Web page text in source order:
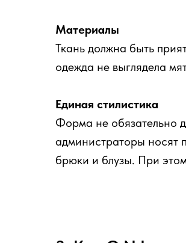
Материалы
Ткань должна быть
одежда не выглядела
Единая стилистика
Форма не обязательно
администраторы носят
брюки и блузы. При